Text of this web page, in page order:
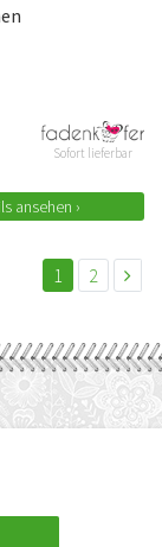
Sofort lieferbar
ansehen ›
1 2